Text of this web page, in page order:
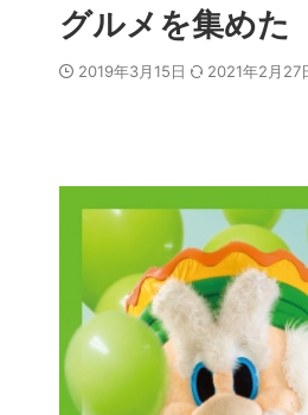
グルメを集めた
2019年3月15日 2021年2月27